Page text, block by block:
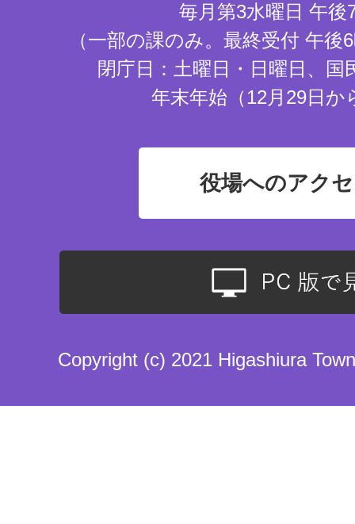
毎月第3水曜日 午後
（一部の課のみ。最終受付 午
閉庁日：土曜日・日曜日、国
年末年始（12月29日か
役場へのアク
Copyright (c) 2021 Higashiura